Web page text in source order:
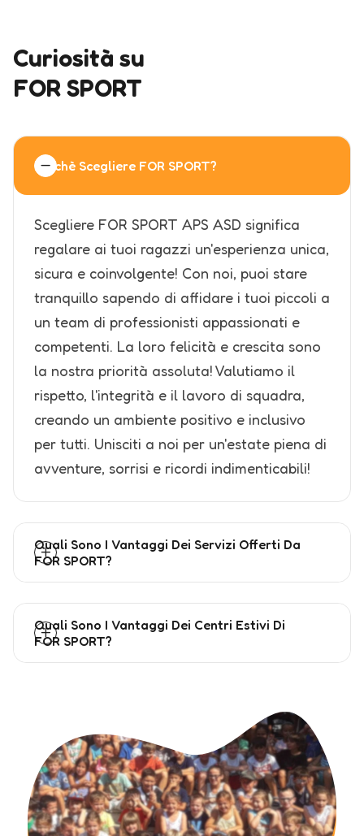
Curiosità su
FOR SPORT
Perchè Scegliere FOR SPORT?
Scegliere FOR SPORT APS ASD significa
regalare ai tuoi ragazzi un'esperienza unica,
sicura e coinvolgente! Con noi, puoi stare
tranquillo sapendo di affidare i tuoi piccoli a
un team di professionisti appassionati e
competenti. La loro felicità e crescita sono
la nostra priorità assoluta! Valutiamo il
rispetto, l'integrità e il lavoro di squadra,
creando un ambiente positivo e inclusivo
per tutti. Unisciti a noi per un'estate piena di
avventure, sorrisi e ricordi indimenticabili!
Quali Sono I Vantaggi Dei Servizi Offerti Da
FOR SPORT?
Quali Sono I Vantaggi Dei Centri Estivi Di
FOR SPORT?